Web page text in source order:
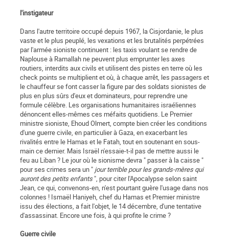
l'instigateur
Dans l'autre territoire occupé depuis 1967, la Cisjordanie, le plus
vaste et le plus peuplé, les vexations et les brutalités perpétrées
par l'armée sioniste continuent : les taxis voulant se rendre de
Naplouse à Ramallah ne peuvent plus emprunter les axes
routiers, interdits aux civils et utilisent des pistes en terre où les
check points se multiplient et où, à chaque arrêt, les passagers et
le chauffeur se font casser la figure par des soldats sionistes de
plus en plus sûrs d'eux et dominateurs, pour reprendre une
formule célèbre. Les organisations humanitaires israéliennes
dénoncent elles-mêmes ces méfaits quotidiens. Le Premier
ministre sioniste, Ehoud Olmert, compte bien créer les conditions
d'une guerre civile, en particulier à Gaza, en exacerbant les
rivalités entre le Hamas et le Fatah, tout en soutenant en sous-
main ce dernier. Mais Israël n'essaie-t-il pas de mettre aussi le
feu au Liban ? Le jour où le sionisme devra " passer à la caisse "
pour ses crimes sera un " jour terrible pour les grands-mères qui
auront des petits enfants", pour citer l'Apocalypse selon saint
Jean, ce qui, convenons-en, n'est pourtant guère l'usage dans nos
colonnes ! Ismaël Haniyeh, chef du Hamas et Premier ministre
issu des élections, a fait l'objet, le 14 décembre, d'une tentative
d'assassinat. Encore une fois, à qui profite le crime ?
Guerre civile